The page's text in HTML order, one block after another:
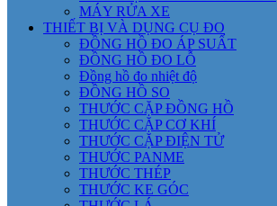
MÁY RỬA XE
THIẾT BỊ VÀ DỤNG CỤ ĐO
ĐỒNG HỒ ĐO ÁP SUẤT
ĐỒNG HỒ ĐO LỖ
Đồng hồ đo nhiệt độ
ĐỒNG HỒ SO
THƯỚC CẶP ĐỒNG HỒ
THƯỚC CẶP CƠ KHÍ
THƯỚC CẶP ĐIỆN TỬ
THƯỚC PANME
THƯỚC THÉP
THƯỚC KE GÓC